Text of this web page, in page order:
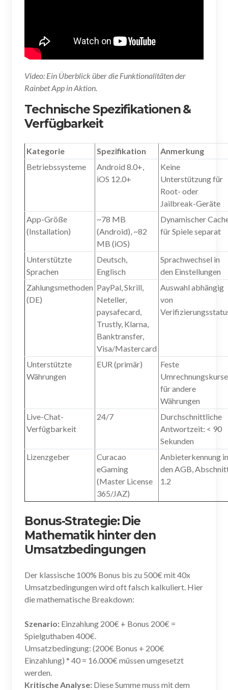
Video: Ein Überblick über die Funktionalitäten der
Rainbet App in Aktion.
Technische Spezifikationen &
Verfügbarkeit
Kategorie Spezifikation
Anmerkung
Betriebssysteme
Android 8.0+,
iOS 12.0+
Keine
Unterstützung für
Root- oder
Jailbreak-Geräte
App-Größe
(Installation)
~78 MB
(Android), ~82
MB (iOS)
Dynamischer
für Spiele separat
Unterstützte
Sprachen
Deutsch,
Englisch
Sprachwechsel in
den Einstellungen
Zahlungsmethoden
(DE)
PayPal, Skrill,
Neteller,
paysafecard,
Trustly, Klarna,
Banktransfer,
Visa/Mastercard
Auswahl abhängig
von
Unterstützte
Währungen
EUR (primär)
Feste
Umrechnungskurse
für andere
Währungen
Live-Chat-
Verfügbarkeit
24/7
Durchschnittliche
Antwortzeit: < 90
Sekunden
Lizenzgeber
Curacao
eGaming
(Master License
365/JAZ)
Anbieterkennung in
den AGB,
1.2
Bonus-Strategie: Die
Mathematik hinter den
Umsatzbedingungen
Der klassische 100% Bonus bis zu 500€ mit 40x
Umsatzbedingungen wird oft falsch kalkuliert. Hier
die mathematische Breakdown:
Szenario: Einzahlung 200€ + Bonus 200€ =
Spielguthaben 400€.
Umsatzbedingung: (200€ Bonus + 200€
Einzahlung) * 40 = 16.000€ müssen umgesetzt
werden.
Kritische Analyse: Diese Summe muss mit dem